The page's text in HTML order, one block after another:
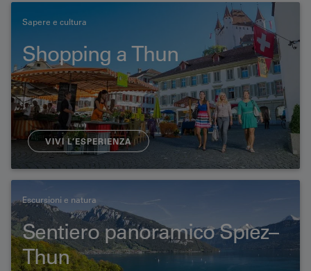
Sapere e cultura
Shopping a Thun
VIVI L’ESPERIENZA
Escursioni e natura
Sentiero panoramico Spiez–
Thun